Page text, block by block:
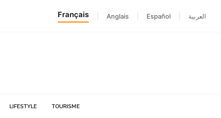
Français Anglais Español العربية
LIFESTYLE TOURISME